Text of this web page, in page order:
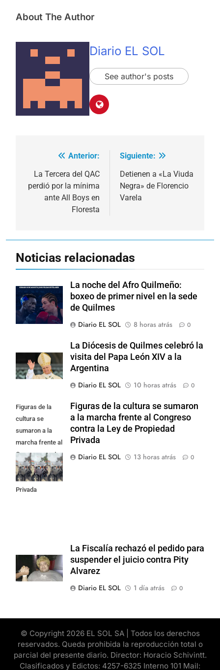
About The Author
Diario EL SOL
See author's posts
Navegación
de
entradas
Anterior:
La Tercera del QAC
perdió por la mínima
ante All Boys en
Floresta
Siguiente:
Detienen a «La Viuda
Negra» de Florencio
Varela
Noticias relacionadas
La noche del Afro Quilmeño:
boxeo de primer nivel en la sede
de Quilmes
Diario EL SOL
8 horas atrás 0
La Diócesis de Quilmes celebró la
visita del Papa León XIV a la
Argentina
Diario EL SOL
10 horas atrás 0
Figuras de la
cultura se
sumaron a la
marcha frente al
Congreso contra
la Ley de
Propiedad
Privada
Figuras de la cultura se sumaron
a la marcha frente al Congreso
contra la Ley de Propiedad
Privada
Diario EL SOL
13 horas atrás 0
La Fiscalía rechazó el pedido para
suspender el juicio contra Pity
Alvarez
Diario EL SOL
1 día atrás 0
© Copyright 2026 EL SOL SA | Todos los derechos
reservados. Queda prohibida la reproducción total o
parcial del presente diario. Director: Horacio Schivintt.
Clasificados y Edictos: 4257-6325 Interno 101 Mail: